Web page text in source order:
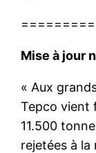
Mise à jour
« Aux
Tepco vient
11.500
rejetées à